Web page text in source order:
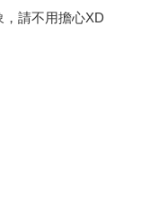
請不用擔心XD